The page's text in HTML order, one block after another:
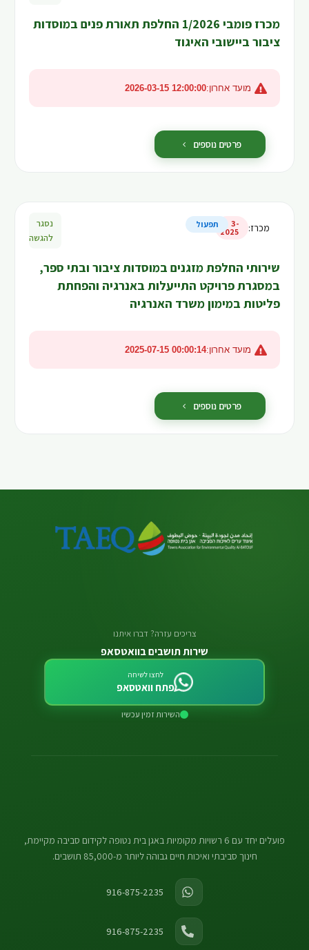
מכרז פומבי 1/2026 החלפת תאורת פנים במוסדות
ציבור ביישובי האיגוד
מועד אחרון:2026-03-15 12:00:00
פרטים נוספים
מכרז:
3-
2025
תפעול
נסגר
להגשה
שירותי החלפת מזגנים במוסדות ציבור ובתי ספר,
במסגרת פרויקט התייעלות באנרגיה והפחתת
פליטות במימון משרד האנרגיה
מועד אחרון:2025-07-15 00:00:14
פרטים נוספים
צריכים עזרה? דברו איתנו
שירות תושבים בוואטסאפ
לחצו לשיחה
פתח וואטסאפ
השירות זמין עכשיו
פועלים יחד עם 6 רשויות מקומיות באגן בית נטופה לקידום סביבה מקיימת,
חינוך סביבתי ואיכות חיים גבוהה ליותר מ-85,000 תושבים.
916-875-2235
916-875-2235